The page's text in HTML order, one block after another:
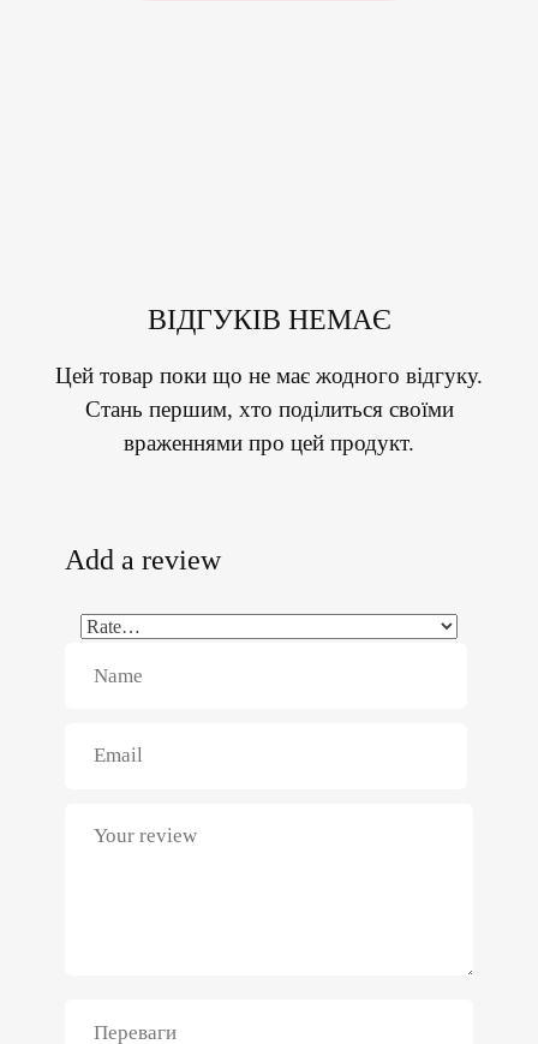
ВІДГУКІВ НЕМАЄ
Цей товар поки що не має жодного відгуку.
Стань першим, хто поділиться своїми
враженнями про цей продукт.
Add a review